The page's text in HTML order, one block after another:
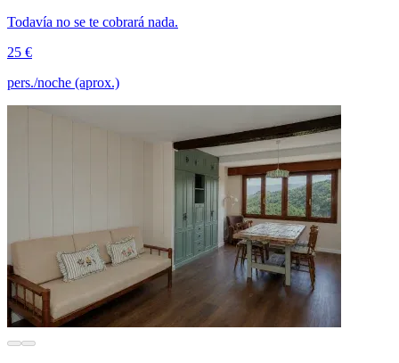
Todavía no se te cobrará nada.
25 €
pers./noche (aprox.)